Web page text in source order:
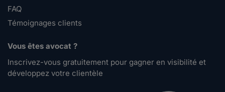
FAQ
Témoignages clients
Vous êtes avocat ?
Inscrivez-vous gratuitement pour gagner en visibilité et
développez votre clientèle